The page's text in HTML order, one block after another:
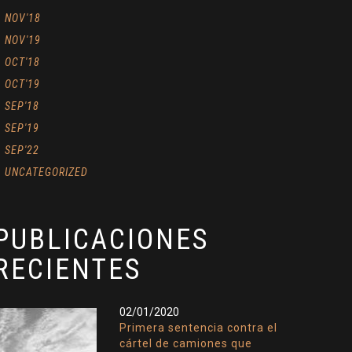
NOV'18
NOV'19
OCT'18
OCT'19
SEP'18
SEP'19
SEP'22
UNCATEGORIZED
02/01/2020
Primera sentencia contra el
cártel de camiones que